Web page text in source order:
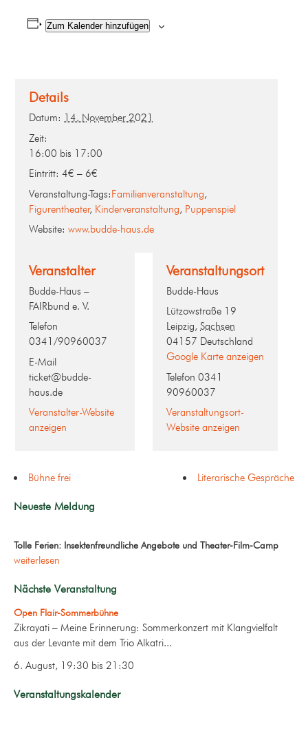
Zum Kalender hinzufügen
Details
Datum: 14. November 2021
Zeit:
16:00 bis 17:00
Eintritt: 4€ – 6€
Veranstaltung-Tags:Familienveranstaltung,
Figurentheater, Kinderveranstaltung, Puppenspiel
Website: www.budde-haus.de
Veranstaltungsort
Budde-Haus
Lützowstraße 19
Leipzig, Sachsen
04157 Deutschland
Google Karte anzeigen
Telefon 0341
90960037
Veranstaltungsort-
Website anzeigen
Veranstalter
Budde-Haus –
FAIRbund e. V.
Telefon
0341/90960037
E-Mail
ticket@budde-
haus.de
Veranstalter-Website
anzeigen
Bühne frei Literarische Gespräche
Neueste Meldung
Tolle Ferien: Insektenfreundliche Angebote und Theater-Film-Camp
weiterlesen
Nächste Veranstaltung
Open Flair-Sommerbühne
Zikrayati – Meine Erinnerung: Sommerkonzert mit Klangvielfalt
aus der Levante mit dem Trio Alkatri...
6. August, 19:30 bis 21:30
Veranstaltungskalender